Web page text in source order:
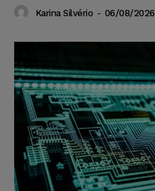
Karina Silvério - 06/08/2026